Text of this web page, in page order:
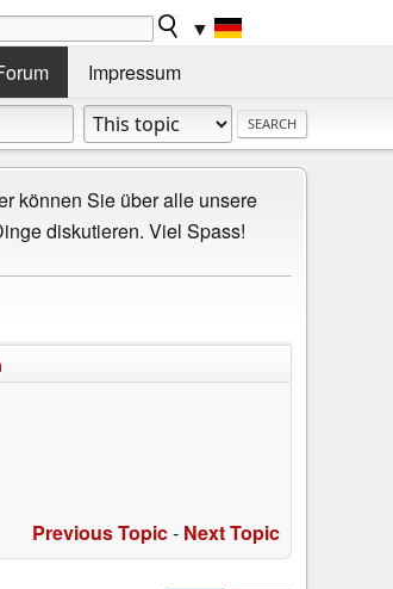
▼
Impressum
können Sie über alle unsere
diskutieren. Viel Spass!
Previous Topic- Next Topic